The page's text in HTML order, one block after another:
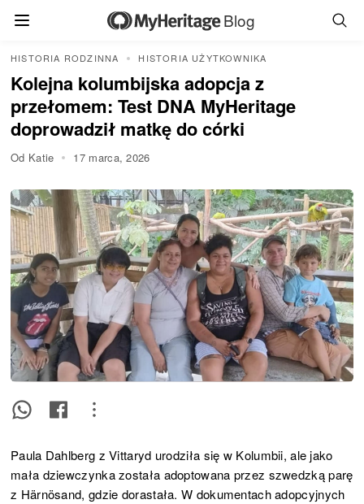
Blog
HISTORIA RODZINNA HISTORIA UŻYTKOWNIKA
Kolejna kolumbijska adopcja z
przełomem: Test DNA MyHeritage
doprowadził matkę do córki
Od Katie 17 marca, 2026
Paula Dahlberg z Vittaryd urodziła się w Kolumbii, ale jako
mała dziewczynka została adoptowana przez szwedzką parę
z Härnösand, gdzie dorastała. W dokumentach adopcyjnych